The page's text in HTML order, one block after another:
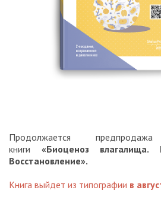
Продолжается
книги «Биоценоз влагалища.
Восстановление».
Книга выйдет из типографии в